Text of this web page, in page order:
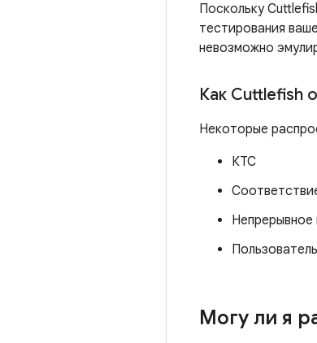
Поскольку
тестирования
невозможно
Как Cuttlefish
Некоторые
КТС
Непрерывное
Могу ли я